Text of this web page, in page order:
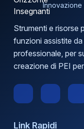
Strumenti e risorse
funzioni assistite
professionale, per
creazione di PEI
Link Rapidi